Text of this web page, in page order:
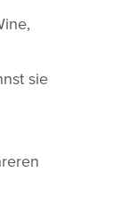
sie